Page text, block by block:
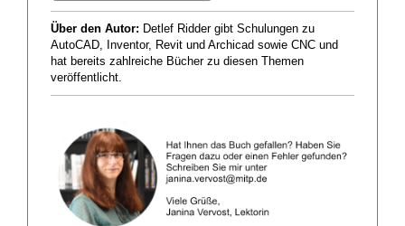
Über den Autor: Detlef Ridder gibt Schulungen zu
AutoCAD, Inventor, Revit und Archicad sowie CNC und
hat bereits zahlreiche Bücher zu diesen Themen
veröffentlicht.